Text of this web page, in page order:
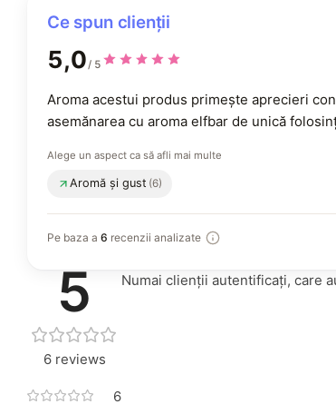
Ce spun clienții
5,0 / 5
Aroma acestui produs primește aprecieri
asemănarea cu aroma elfbar de unică
Alege un aspect ca să afli mai multe
Aromă și gust (6)
, menționat des
Pe baza a 6 recenzii analizate
. cum sunt rezumate recenziile?
5
6 reviews
6
Numai clienții autentificați, care